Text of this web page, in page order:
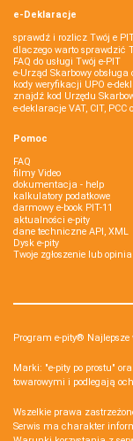
e-Deklaracje
sprawdź i rozlicz Twój e
dlaczego warto sprawdzić
FAQ do usługi Twój e-PIT
e-Urząd Skarbowy obsługa
kody weryfikacji UPO e-
znajdź kod Urzędu
e-deklaracje VAT, CIT, PCC
Pomoc
FAQ
filmy Video
dokumentacja - help
kalkulatory podatkowe
darmowy e-book PIT-11
aktualności e-pity
dane techniczne API, XML
Dysk e-pity
Twoje zgłoszenie lub opinia
Program e-pity® Najlepsze
Marki: "e-pity po prostu"
towarowymi i podlegają
Wszelkie prawa
Serwis ma charakter